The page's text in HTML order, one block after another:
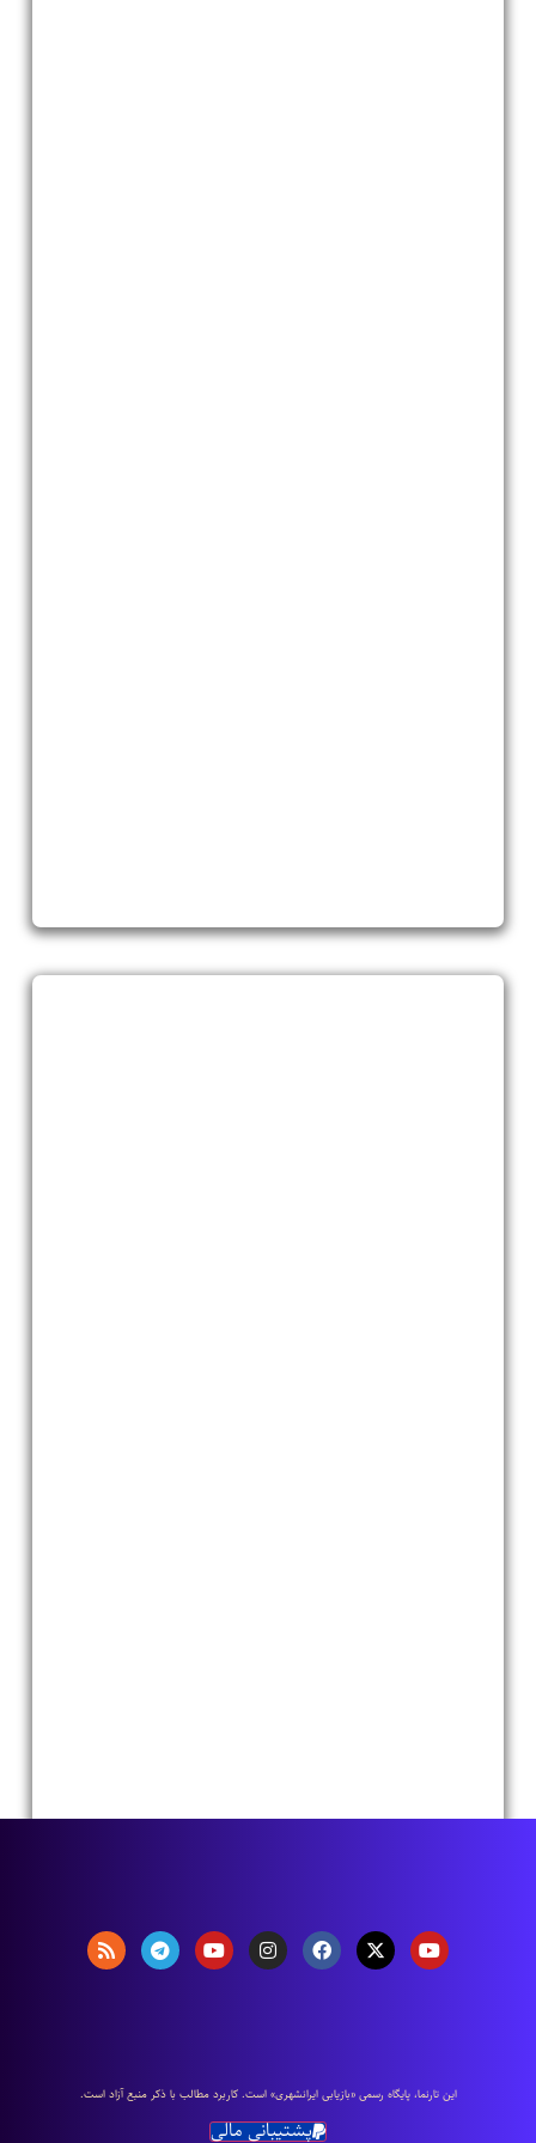
اين تارنما، پایگاه رسمی «بازیابی ایرانشهری» است. كاربرد مطالب با ذكر منبع آزاد است.
پشتیبانی مالی